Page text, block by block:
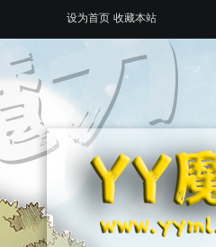
设为首页 收藏本站